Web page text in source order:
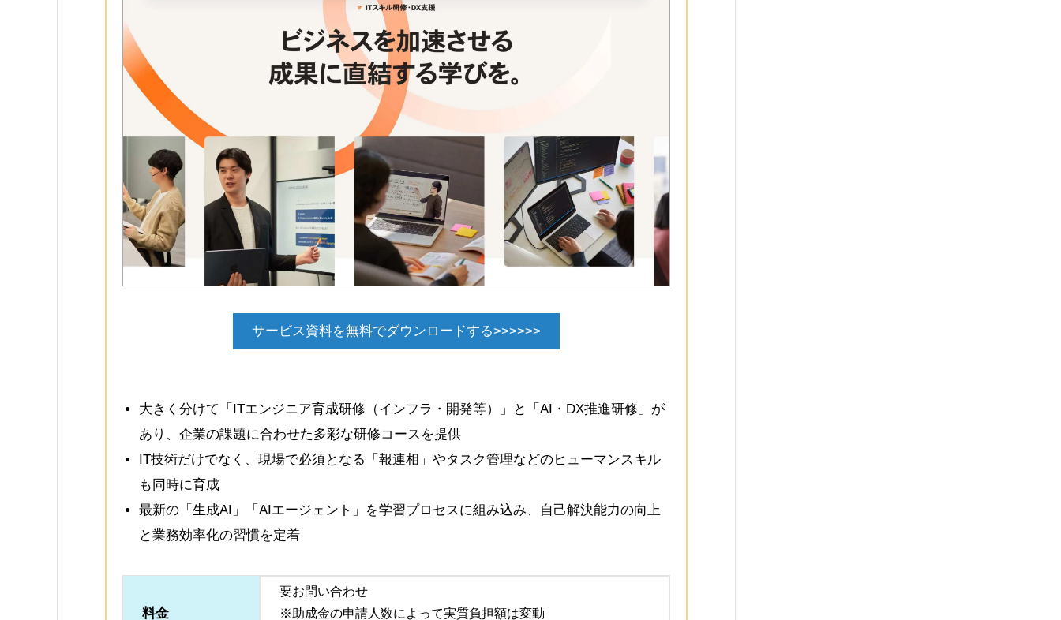
サービス資料を無料でダウンロードする>>>>>>
大きく分けて「ITエンジニア育成研修（インフラ・開発等）」と「AI・DX推進研修」が
あり、企業の課題に合わせた多彩な研修コースを提供
IT技術だけでなく、現場で必須となる「報連相」やタスク管理などのヒューマンスキル
も同時に育成
最新の「生成AI」「AIエージェント」を学習プロセスに組み込み、自己解決能力の向上
と業務効率化の習慣を定着
料金
要お問い合わせ
※助成金の申請人数によって実質負担額は変動